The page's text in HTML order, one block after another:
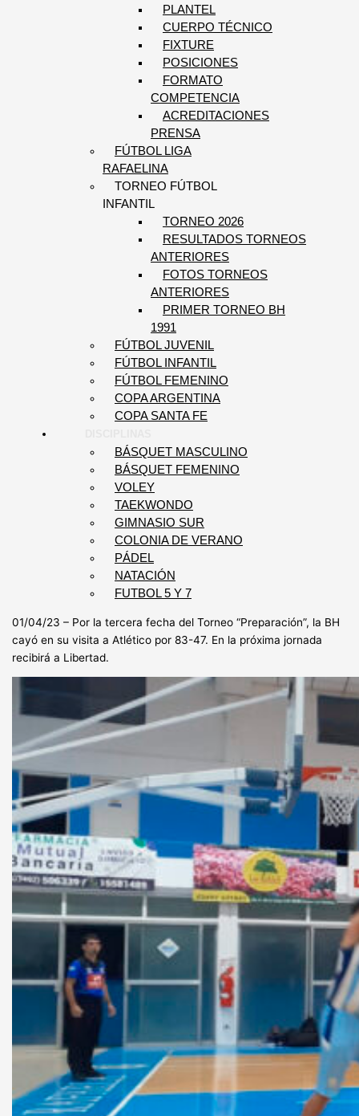
PLANTEL
CUERPO TÉCNICO
FIXTURE
POSICIONES
FORMATO
COMPETENCIA
ACREDITACIONES
PRENSA
FÚTBOL LIGA
RAFAELINA
TORNEO FÚTBOL
INFANTIL
TORNEO 2026
RESULTADOS TORNEOS
ANTERIORES
FOTOS TORNEOS
ANTERIORES
PRIMER TORNEO BH
1991
FÚTBOL JUVENIL
FÚTBOL INFANTIL
FÚTBOL FEMENINO
COPA ARGENTINA
COPA SANTA FE
BÁSQUET MASCULINO
BÁSQUET FEMENINO
VOLEY
TAEKWONDO
GIMNASIO SUR
COLONIA DE VERANO
PÁDEL
NATACIÓN
FUTBOL 5 Y 7
01/04/23 – Por la tercera fecha del Torneo “Preparación”, la BH
cayó en su visita a Atlético por 83-47. En la próxima jornada
recibirá a Libertad.